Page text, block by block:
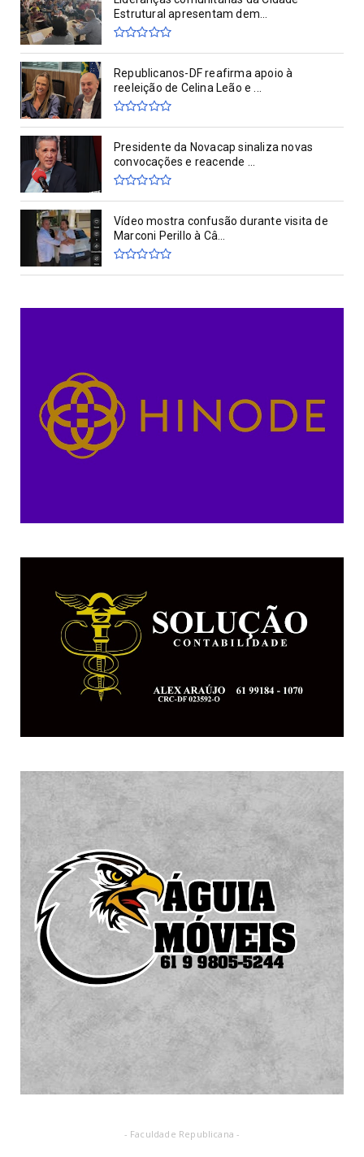
Estrutural apresentam dem...
Republicanos-DF reafirma apoio à
reeleição de Celina Leão e ...
Presidente da Novacap sinaliza novas
convocações e reacende ...
Vídeo mostra confusão durante visita de
Marconi Perillo à Câ...
- Faculdade Republicana -